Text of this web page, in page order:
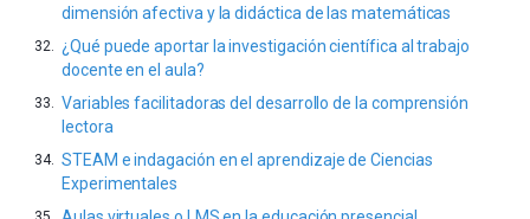
dimensión afectiva y la didáctica de las matemáticas
¿Qué puede aportar la investigación científica al trabajo
docente en el aula?
Variables facilitadoras del desarrollo de la comprensión
lectora
STEAM e indagación en el aprendizaje de Ciencias
Experimentales